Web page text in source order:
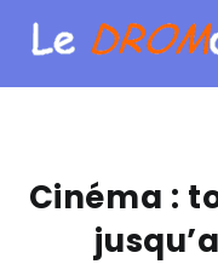
Cinéma :